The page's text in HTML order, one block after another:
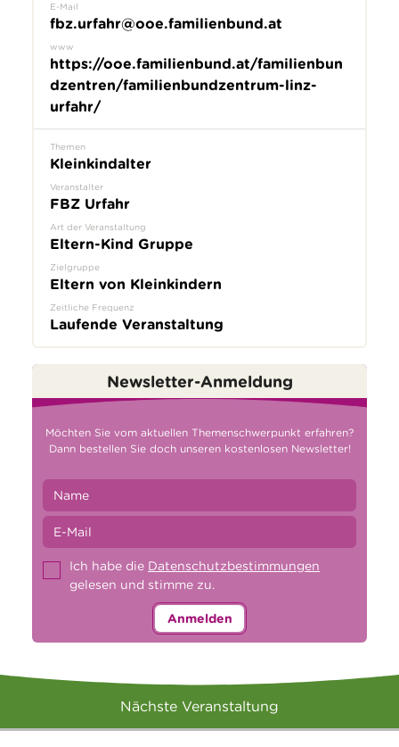
E-Mail
fbz.urfahr@ooe.familienbund.at
www
https://ooe.familienbund.at/familienbun
dzentren/familienbundzentrum-linz-
urfahr/
Themen
Kleinkindalter
Veranstalter
FBZ Urfahr
Art der Veranstaltung
Eltern-Kind Gruppe
Zielgruppe
Eltern von Kleinkindern
Zeitliche Frequenz
Laufende Veranstaltung
Newsletter-Anmeldung
Möchten Sie vom aktuellen Themenschwerpunkt erfahren?
Dann bestellen Sie doch unseren kostenlosen Newsletter!
Ich habe die Datenschutzbestimmungen
gelesen und stimme zu.
Anmelden
Nächste Veranstaltung